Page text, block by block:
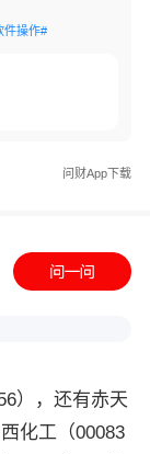
件操作#
问财App下载
），还有赤天
化工（00083